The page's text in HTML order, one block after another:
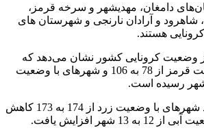
دامغان، مهدیشهر و سرخه قرمز،
و آرادان نارنجی و شهرستان های
هستند.
وضعیت کرونایی کشور نشان می‌دهد که
تعداد شهرهای با وضعیت قرمز از 78 به 106 و شهرهای با وضعیت
براساس این آمار تعداد شهرهای با وضعیت زرد از 174 به 173 کاهش
شهر افزایش یافت.